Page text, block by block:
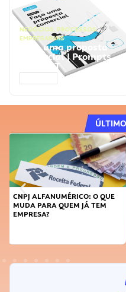
NEGÓCIOS, PROCESSOS
EMPRESARIAIS
Faça uma proposta
comercial | Prompts
ChatGPT
DICAS PARA OBTER CRÉDITO